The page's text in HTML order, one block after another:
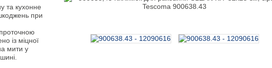
та кухонне
при
із міцної
мити у